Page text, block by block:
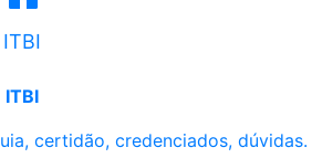
ITBI
ITBI
certidão, credenciados, dúvidas.